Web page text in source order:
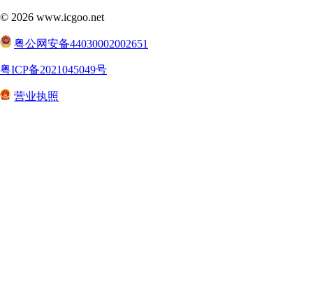
© 2026 www.icgoo.net
粤公网安备44030002002651
粤ICP备2021045049号
营业执照